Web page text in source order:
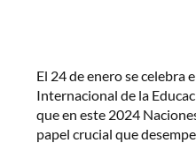
El 24 de enero se celebra
Internacional de la
que en este 2024
papel crucial que